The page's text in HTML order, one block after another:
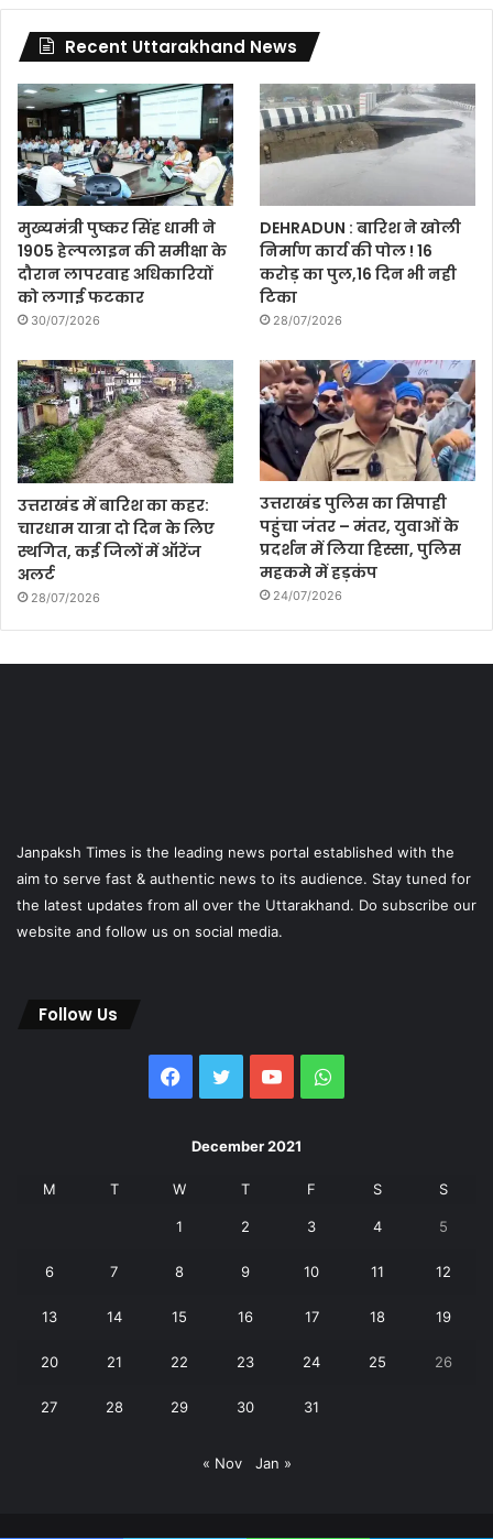
Recent Uttarakhand News
मुख्यमंत्री पुष्कर सिंह धामी ने
1905 हेल्पलाइन की समीक्षा के
दौरान लापरवाह अधिकारियों
को लगाई फटकार
30/07/2026
DEHRADUN : बारिश ने खोली
निर्माण कार्य की पोल ! 16
करोड़ का पुल,16 दिन भी नही
टिका
28/07/2026
उत्तराखंड में बारिश का कहर:
चारधाम यात्रा दो दिन के लिए
स्थगित, कई जिलों में ऑरेंज
अलर्ट
28/07/2026
उत्तराखंड पुलिस का सिपाही
पहुंचा जंतर – मंतर, युवाओं के
प्रदर्शन में लिया हिस्सा, पुलिस
महकमे में हड़कंप
24/07/2026
Janpaksh Times is the leading news portal established with the
aim to serve fast & authentic news to its audience. Stay tuned for
the latest updates from all over the Uttarakhand. Do subscribe our
website and follow us on social media.
Follow Us
Facebook
Twitter YouTubeWhatsApp
December 2021
M T W T F S S
1 2 3 4 5
6 7 8 9 10 11 12
13 14 15 16 17 18 19
20 21 22 23 24 25 26
27 28 29 30 31
« Nov Jan »